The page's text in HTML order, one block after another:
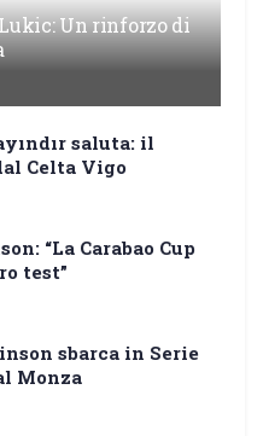
Un rinforzo di
saluta: il
Celta Vigo
“La Carabao Cup
test”
sbarca in Serie
Monza